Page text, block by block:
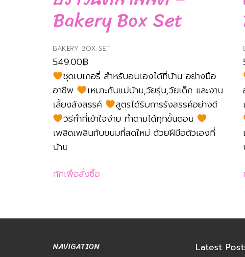
Bakery Box Set
BAKERY BOX SET
549.00฿
ชุดเบเกอรี่ สำหรับอบเองได้ที่บ้าน อย่างมือ
อาชีพ
เหมาะกับแม่บ้าน,วัยรุ่น,วัยเด็ก และงาน
เลี้ยงสังสรรค์
สูตรได้รับการรังสรรค์อย่างดี
วิธีทำที่เข้าใจง่าย ทำตามได้ทุกขั้นตอน
เพลิดเพลินกับขนมที่สดใหม่ ด้วยฝีมือตัวเองที่
บ้าน
ทักเพื่อสั่งซื้อ
NAVIGATION Latest